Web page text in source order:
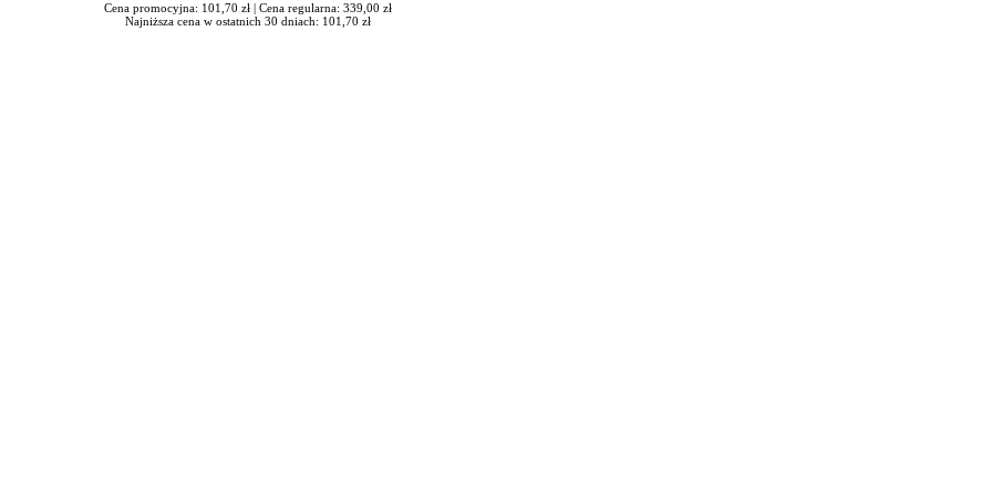
Cena promocyjna: 101,70 zł | Cena regularna: 339,00 zł
Najniższa cena w ostatnich 30 dniach: 101,70 zł